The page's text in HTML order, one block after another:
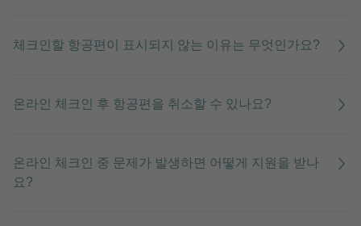
체크인할 항공편이 표시되지 않는 이유는 무엇인가요?
온라인 체크인 후 항공편을 취소할 수 있나요?
온라인 체크인 중 문제가 발생하면 어떻게 지원을 받나
요?